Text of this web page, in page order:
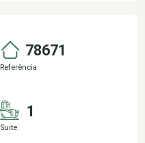
78671
Referência
1
Suite